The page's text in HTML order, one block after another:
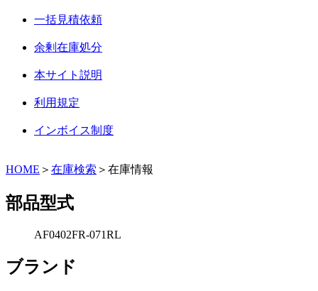
一括見積依頼
余剰在庫処分
本サイト説明
利用規定
インボイス制度
HOME ＞ 在庫検索 ＞在庫情報
部品型式
AF0402FR-071RL
ブランド